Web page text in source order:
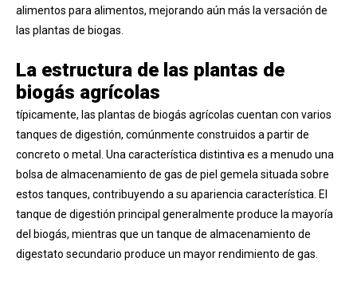
alimentos para alimentos, mejorando aún más la versación de
las plantas de biogas.
La estructura de las plantas de
biogás agrícolas
típicamente, las plantas de biogás agrícolas cuentan con varios
tanques de digestión, comúnmente construidos a partir de
concreto o metal. Una característica distintiva es a menudo una
bolsa de almacenamiento de gas de piel gemela situada sobre
estos tanques, contribuyendo a su apariencia característica. El
tanque de digestión principal generalmente produce la mayoría
del biogás, mientras que un tanque de almacenamiento de
digestato secundario produce un mayor rendimiento de gas.